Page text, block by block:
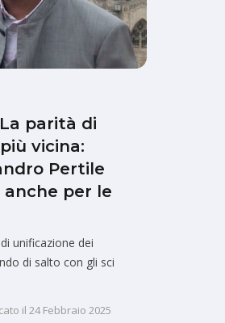
parità di
vicina:
Pertile
per le
unificazione dei
di salto con gli sci
il 24 Febbraio 2025